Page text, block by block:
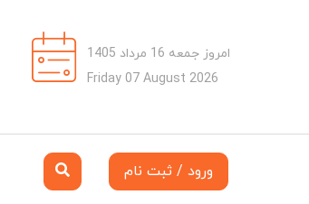
امروز جمعه 16 مرداد 1405
Friday 07 August 2026
ورود / ثبت نام